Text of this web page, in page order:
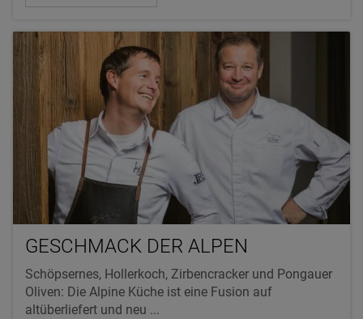
GESCHMACK DER ALPEN
Schöpsernes, Hollerkoch, Zirbencracker und Pongauer
Oliven: Die Alpine Küche ist eine Fusion auf
altüberliefert und neu ...